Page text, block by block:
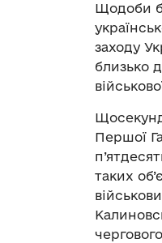
Щодоби
заходу
близько
Першої
таких